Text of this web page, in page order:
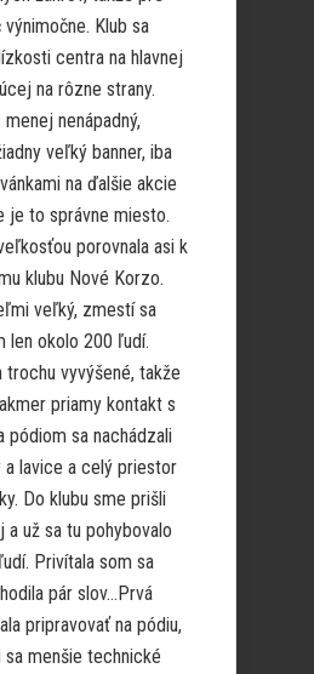
Klub sa
centra na hlavnej
na rôzne strany.
nenápadný,
veľký banner, iba
na ďalšie akcie
je to správne miesto.
porovnala asi k
klubu Nové Korzo.
veľký, zmestí sa
len okolo 200 ľudí.
trochu vyvýšené, takže
priamy kontakt s
pódiom sa nachádzali
lavice a celý priestor
Do klubu sme prišli
a už sa tu pohybovalo
Privítala som sa
pár slov…Prvá
pripravovať na pódiu,
sa menšie technické